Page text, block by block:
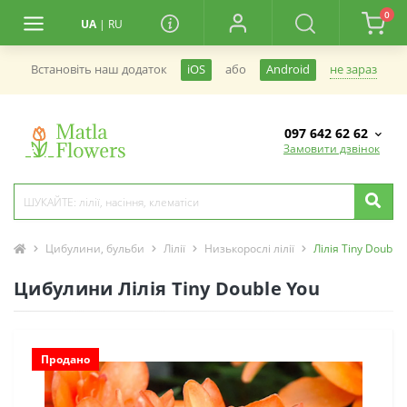
UA | RU
0
Встановiть наш додаток iOS або Android не зараз
097 642 62 62
Замовити дзвінок
Цибулини, бульби Лілії Низькорослі лілії Лілія Tiny Double
Цибулини Лілія Tiny Double You
Продано